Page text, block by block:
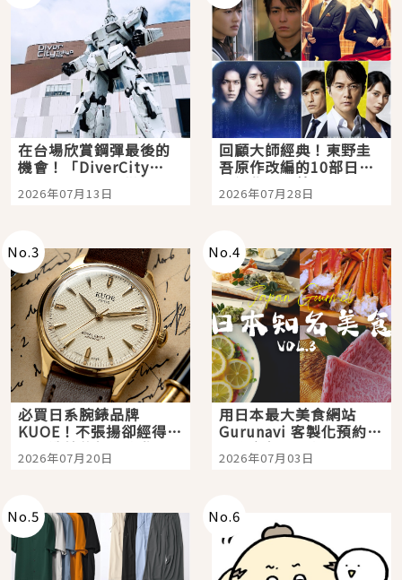
在台場欣賞鋼彈最後的
機會！「DiverCity
Tokyo Plaza」搭船、
購物、美食及夜景，一
2026年07月13日
回顧大師經典！東野圭
吾原作改編的10部日本
影視作品推薦
2026年07月28日
No.3
必買日系腕錶品牌
KUOE！不張揚卻經得起
時間洗鍊的經典之作五
選
2026年07月20日
No.4
用日本最大美食網站
Gurunavi 客製化預約九
大都市餐廳，打造專屬
美食體驗！
2026年07月03日
No.5 No.6